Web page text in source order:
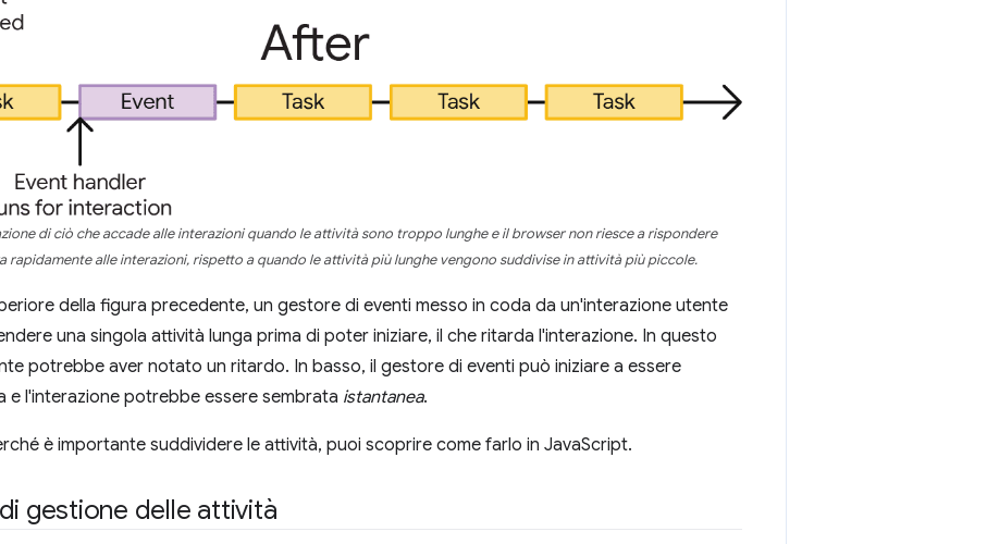
di ciò che accade alle interazioni quando le attività sono troppo lunghe e il browser non riesce a rispondere
rapidamente alle interazioni, rispetto a quando le attività più lunghe vengono suddivise in attività più piccole.
della figura precedente, un gestore di eventi messo in coda da un'interazione utente
una singola attività lunga prima di poter iniziare, il che ritarda l'interazione. In questo
potrebbe aver notato un ritardo. In basso, il gestore di eventi può iniziare a essere
e l'interazione potrebbe essere sembrata istantanea.
è importante suddividere le attività, puoi scoprire come farlo in JavaScript.
gestione delle attività